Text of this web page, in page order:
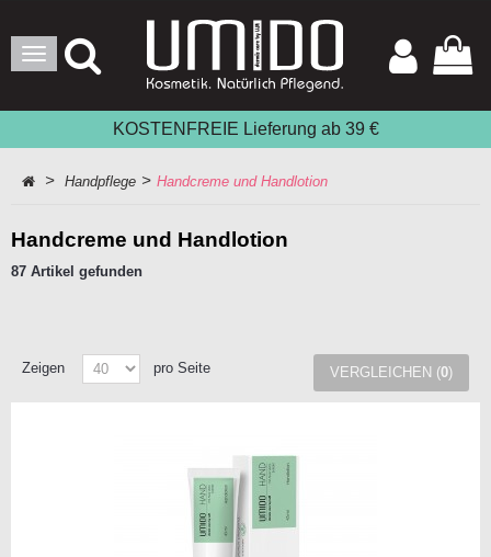
Toggle
Navigation
KOSTENFREIE Lieferung ab 39 €
> Handpflege > Handcreme und Handlotion
Handcreme und Handlotion
87 Artikel gefunden
Zeigen pro Seite VERGLEICHEN (0)